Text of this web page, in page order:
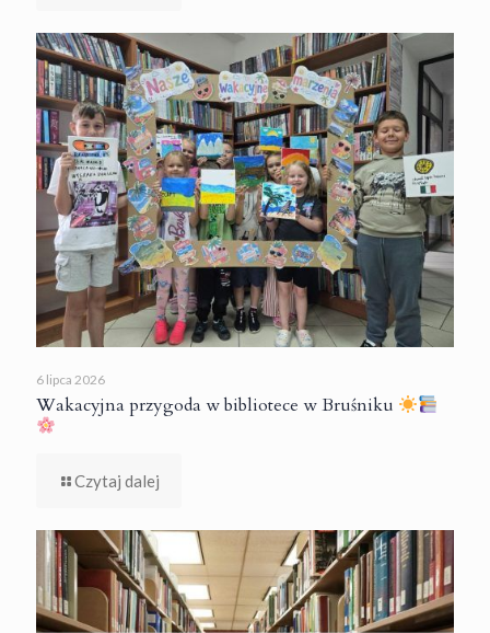
6 lipca 2026
Wakacyjna przygoda w bibliotece w Bruśniku
Czytaj dalej